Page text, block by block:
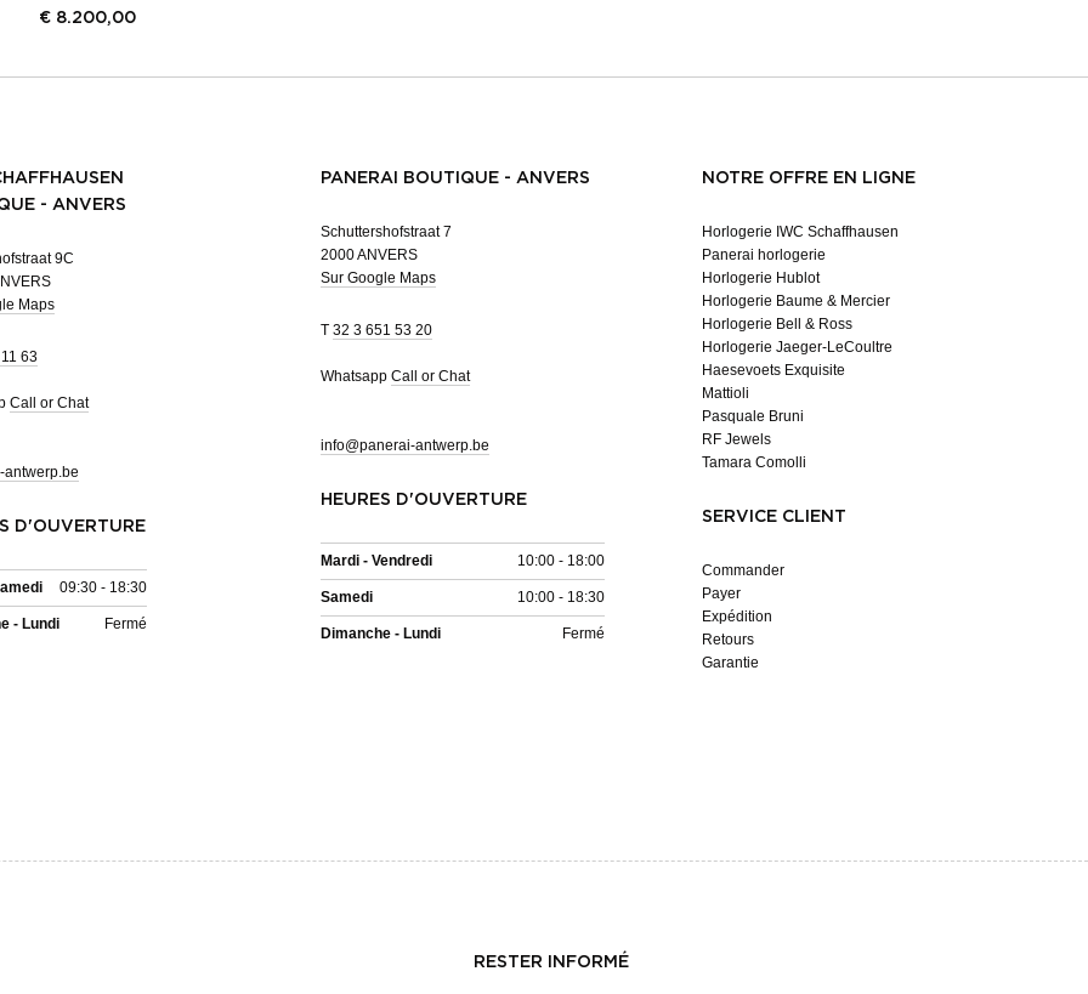
€ 8.200,00
- ANVERS
9C
Maps
63
Call or Chat
antwerp.be
D'OUVERTURE
09:30 - 18:30
- Lundi Fermé
PANERAI BOUTIQUE - ANVERS
Schuttershofstraat 7
2000 ANVERS
Sur Google Maps
T 32 3 651 53 20
Whatsapp Call or Chat
info@panerai-antwerp.be
HEURES D'OUVERTURE
Mardi - Vendredi 10:00 - 18:00
Samedi 10:00 - 18:30
Dimanche - Lundi Fermé
NOTRE OFFRE EN LIGNE
Horlogerie IWC Schaffhausen
Panerai horlogerie
Horlogerie Hublot
Horlogerie Baume & Mercier
Horlogerie Bell & Ross
Horlogerie Jaeger-LeCoultre
Haesevoets Exquisite
Mattioli
Pasquale Bruni
RF Jewels
Tamara Comolli
SERVICE CLIENT
Commander
Payer
Expédition
Retours
Garantie
RESTER INFORMÉ